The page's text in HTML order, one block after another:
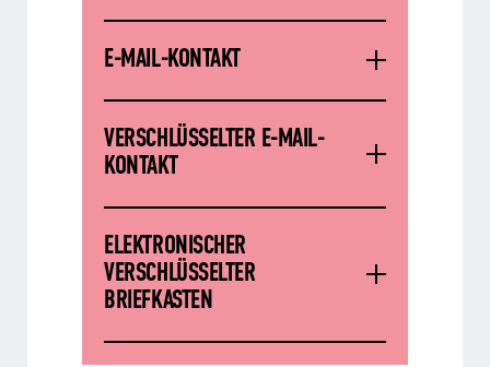
E-MAIL-KONTAKT
VERSCHLÜSSELTER E-MAIL-
KONTAKT
ELEKTRONISCHER
VERSCHLÜSSELTER
BRIEFKASTEN